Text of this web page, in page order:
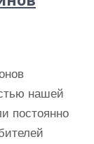
нашей
постоянно